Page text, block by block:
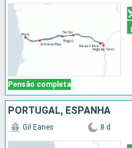
Pensão completa
PORTUGAL, ESPANHA
Gil Eanes 8 d